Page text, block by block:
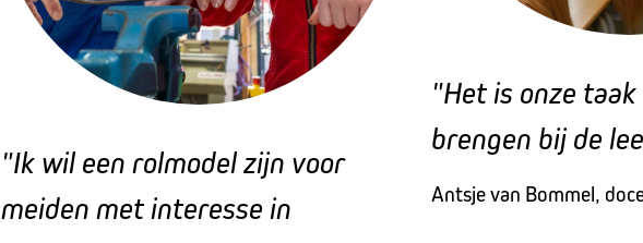
"Ik wil een rolmodel zijn voor
meiden met interesse in
"Het is onze
brengen bij de
Antsje van Bommel,